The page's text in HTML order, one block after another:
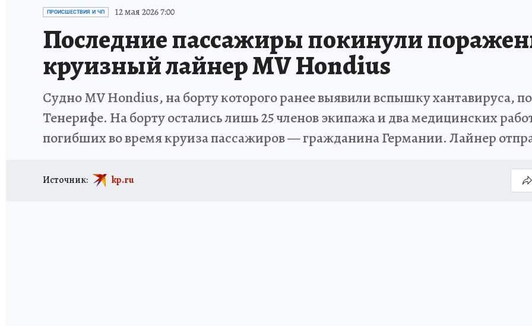
ИСПЫТАНО НА СЕБЕ
ПРОИСШЕСТВИЯ И ЧП 12 мая 2026 7:00
Последние пассажиры покинули
круизный лайнер MV Hondius
Судно MV Hondius, на борту которого ранее выявили вспышку хантавируса,
Тенерифе. На борту остались лишь 25 членов экипажа и два медицинских
погибших во время круиза пассажиров — гражданина Германии. Лайнер
Источник: kp.ru